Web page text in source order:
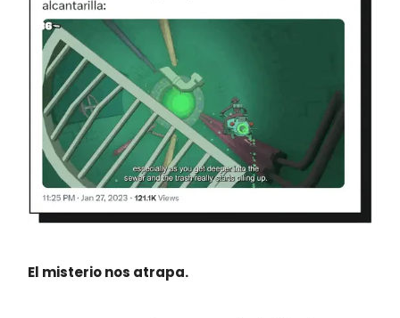
El misterio nos atrapa.